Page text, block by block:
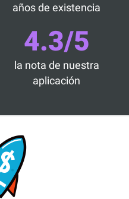
años de existencia
4.3/5
la nota de nuestra
aplicación